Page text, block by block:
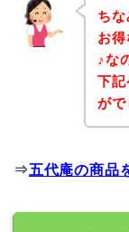
ち
お
♪な
下
がで
⇒五代庵の商品